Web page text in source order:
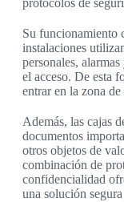
protocolos de
Su funcionamiento
instalaciones
personales,
el acceso. De esta
entrar en la zona
Además, las cajas
documentos
otros objetos de
combinación de
confidencialidad
una solución